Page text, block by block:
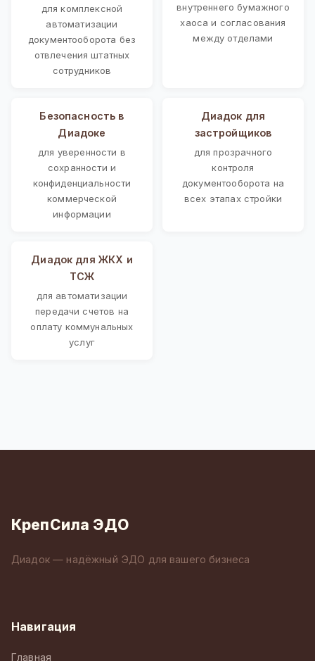
для комплексной
автоматизации
документооборота без
отвлечения штатных
сотрудников
внутреннего бумажного
хаоса и согласования
между отделами
Безопасность в
Диадоке
для уверенности в
сохранности и
конфиденциальности
коммерческой
информации
Диадок для
застройщиков
для прозрачного
контроля
документооборота на
всех этапах стройки
Диадок для ЖКХ и
ТСЖ
для автоматизации
передачи счетов на
оплату коммунальных
услуг
КрепСила ЭДО
Диадок — надёжный ЭДО для вашего бизнеса
Навигация
Главная